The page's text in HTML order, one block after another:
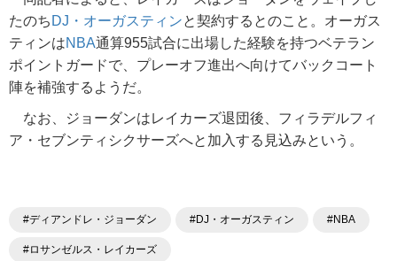
たのち DJ・オーガスティンと契約するとのこと。オーガス
ティンはNBA通算955試合に出場した経験を持つベテラン
ポイントガードで、プレーオフ進出へ向けてバックコート
陣を補強するようだ。
なお、ジョーダンはレイカーズ退団後、フィラデルフィ
ア・セブンティシクサーズへと加入する見込みという。
#ディアンドレ・ジョーダン #DJ・オーガスティン #NBA
#ロサンゼルス・レイカーズ